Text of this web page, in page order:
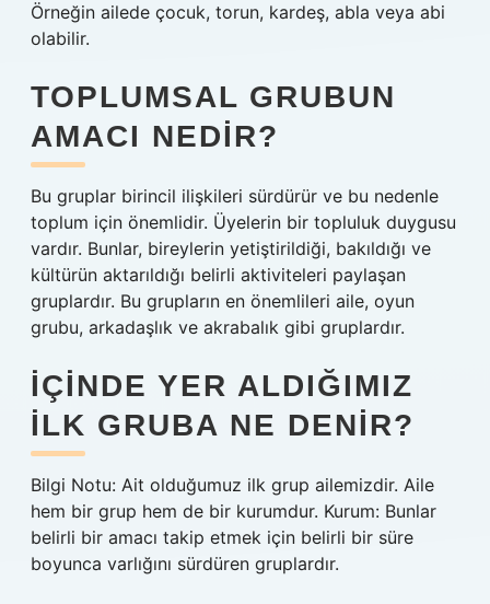
Örneğin ailede çocuk, torun, kardeş, abla veya abi
olabilir.
TOPLUMSAL GRUBUN
AMACI NEDIR?
Bu gruplar birincil ilişkileri sürdürür ve bu nedenle
toplum için önemlidir. Üyelerin bir topluluk duygusu
vardır. Bunlar, bireylerin yetiştirildiği, bakıldığı ve
kültürün aktarıldığı belirli aktiviteleri paylaşan
gruplardır. Bu grupların en önemlileri aile, oyun
grubu, arkadaşlık ve akrabalık gibi gruplardır.
İÇINDE YER ALDIĞIMIZ
ILK GRUBA NE DENIR?
Bilgi Notu: Ait olduğumuz ilk grup ailemizdir. Aile
hem bir grup hem de bir kurumdur. Kurum: Bunlar
belirli bir amacı takip etmek için belirli bir süre
boyunca varlığını sürdüren gruplardır.